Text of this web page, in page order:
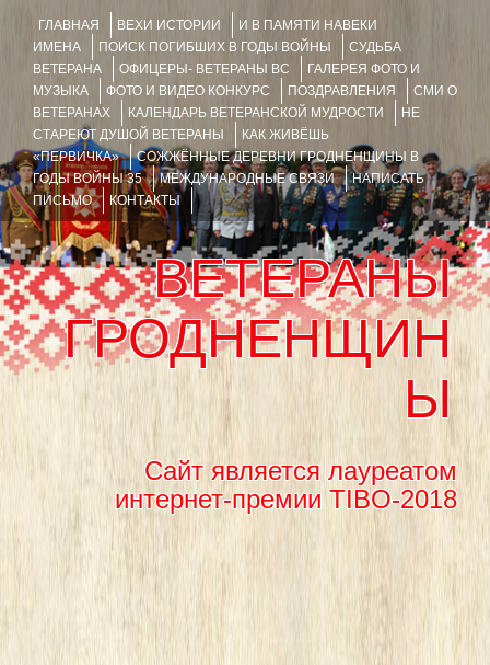
ГЛАВНАЯ ВЕХИ ИСТОРИИ
И В ПАМЯТИ НАВЕКИ
ИМЕНА
ПОИСК ПОГИБШИХ В ГОДЫ ВОЙНЫ
СУДЬБА
ВЕТЕРАНА
ОФИЦЕРЫ- ВЕТЕРАНЫ ВС
ГАЛЕРЕЯ ФОТО И
МУЗЫКА
ФОТО И ВИДЕО КОНКУРС ПОЗДРАВЛЕНИЯ
СМИ О
ВЕТЕРАНАХ
КАЛЕНДАРЬ ВЕТЕРАНСКОЙ МУДРОСТИ
НЕ
СТАРЕЮТ ДУШОЙ ВЕТЕРАНЫ
КАК ЖИВЁШЬ
«ПЕРВИЧКА»
СОЖЖЁННЫЕ ДЕРЕВНИ ГРОДНЕНЩИНЫ В
ГОДЫ ВОЙНЫ 35
МЕЖДУНАРОДНЫЕ СВЯЗИ
НАПИСАТЬ
ПИСЬМО
КОНТАКТЫ
ВЕТЕРАНЫ
ГРОДНЕНЩИН
Ы
Сайт является лауреатом
интернет-премии TIBO-2018